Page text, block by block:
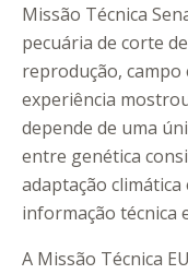
Missão Técnica
pecuária de corte
reprodução, campo
experiência
depende de uma
entre genética
adaptação
informação técnica
A Missão Técnica